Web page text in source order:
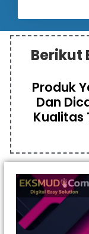
Berikut
Produk
Dan
Kualitas